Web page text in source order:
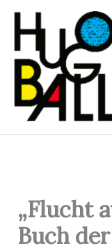
Zum
Inhalt
„Flucht
Buch